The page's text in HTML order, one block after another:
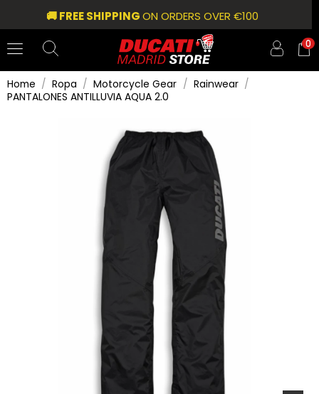
🚚 FREE SHIPPINGON ORDERS OVER €100
0
Home Ropa Motorcycle Gear
Rainwear
PANTALONES ANTILLUVIA AQUA 2.0